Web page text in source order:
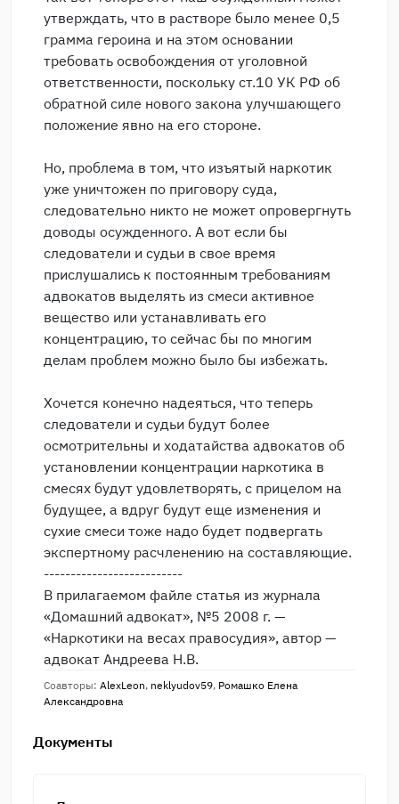
утверждать, что в растворе было менее 0,5
грамма героина и на этом основании
требовать освобождения от уголовной
ответственности, поскольку ст.10 УК РФ об
обратной силе нового закона улучшающего
положение явно на его стороне.
Но, проблема в том, что изъятый наркотик
уже уничтожен по приговору суда,
следовательно никто не может опровергнуть
доводы осужденного. А вот если бы
следователи и судьи в свое время
прислушались к постоянным требованиям
адвокатов выделять из смеси активное
вещество или устанавливать его
концентрацию, то сейчас бы по многим
делам проблем можно было бы избежать.
Хочется конечно надеяться, что теперь
следователи и судьи будут более
осмотрительны и ходатайства адвокатов об
установлении концентрации наркотика в
смесях будут удовлетворять, с прицелом на
будущее, а вдруг будут еще изменения и
сухие смеси тоже надо будет подвергать
экспертному расчленению на составляющие.
--------------------------
В прилагаемом файле статья из журнала
«Домашний адвокат», №5 2008 г. —
«Наркотики на весах правосудия», автор —
адвокат Андреева Н.В.
Соавторы: AlexLeon, neklyudov59, Ромашко Елена
Александровна
Документы